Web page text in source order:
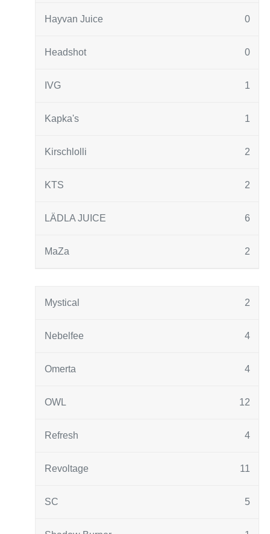
Hayvan Juice 0
Headshot 0
IVG 1
Kapka's 1
Kirschlolli 2
KTS 2
LÄDLA JUICE 6
MaZa 2
Mystical 2
Nebelfee 4
Omerta 4
OWL 12
Refresh 4
Revoltage 11
SC 5